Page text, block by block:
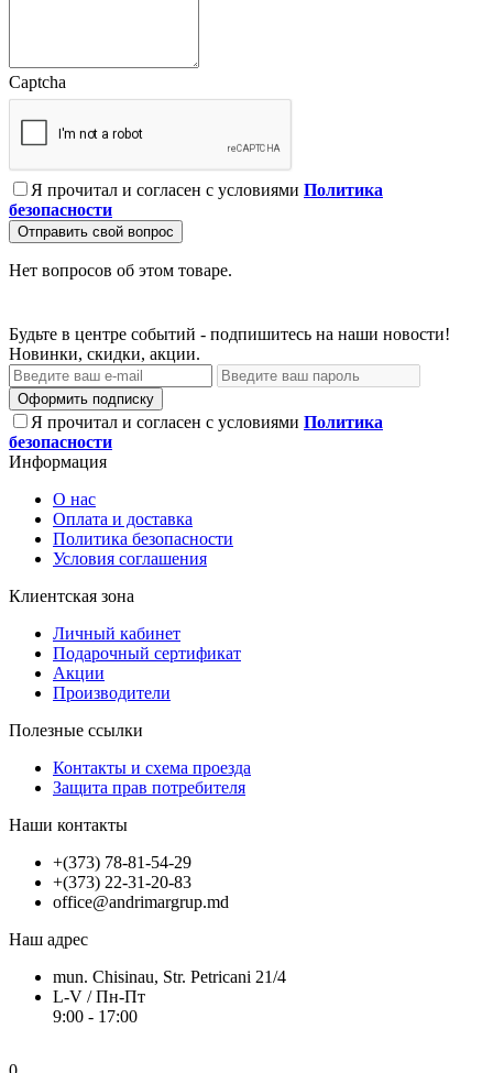
Captcha
Я прочитал и согласен с условиями Политика
безопасности
Отправить свой вопрос
Нет вопросов об этом товаре.
Будьте в центре событий - подпишитесь на наши новости!
Новинки, скидки, акции.
Оформить подписку
Я прочитал и согласен с условиями Политика
безопасности
Информация
О нас
Оплата и доставка
Политика безопасности
Условия соглашения
Клиентская зона
Личный кабинет
Подарочный сертификат
Акции
Производители
Полезные ссылки
Контакты и схема проезда
Защита прав потребителя
Наши контакты
+(373) 78-81-54-29
+(373) 22-31-20-83
office@andrimargrup.md
Наш адрес
mun. Chisinau, Str. Petricani 21/4
L-V / Пн-Пт
9:00 - 17:00